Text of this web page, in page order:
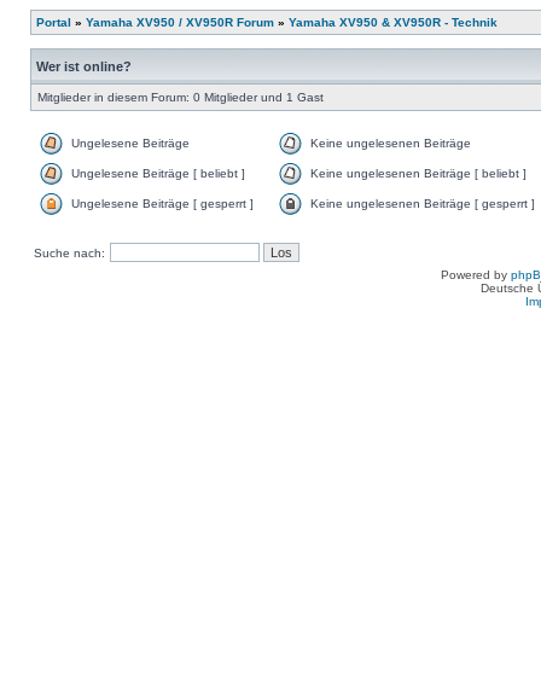
Portal » Yamaha XV950 / XV950R Forum » Yamaha XV950 & XV950R - Technik
Wer ist online?
Mitglieder in diesem Forum: 0 Mitglieder und 1 Gast
Ungelesene Beiträge Keine ungelesenen Beiträge
Ungelesene Beiträge [ beliebt ] Keine ungelesenen Beiträge [ beliebt ]
Ungelesene Beiträge [ gesperrt ] Keine ungelesenen Beiträge [ gesperrt ]
Suche nach:
Powered by
Deutsche